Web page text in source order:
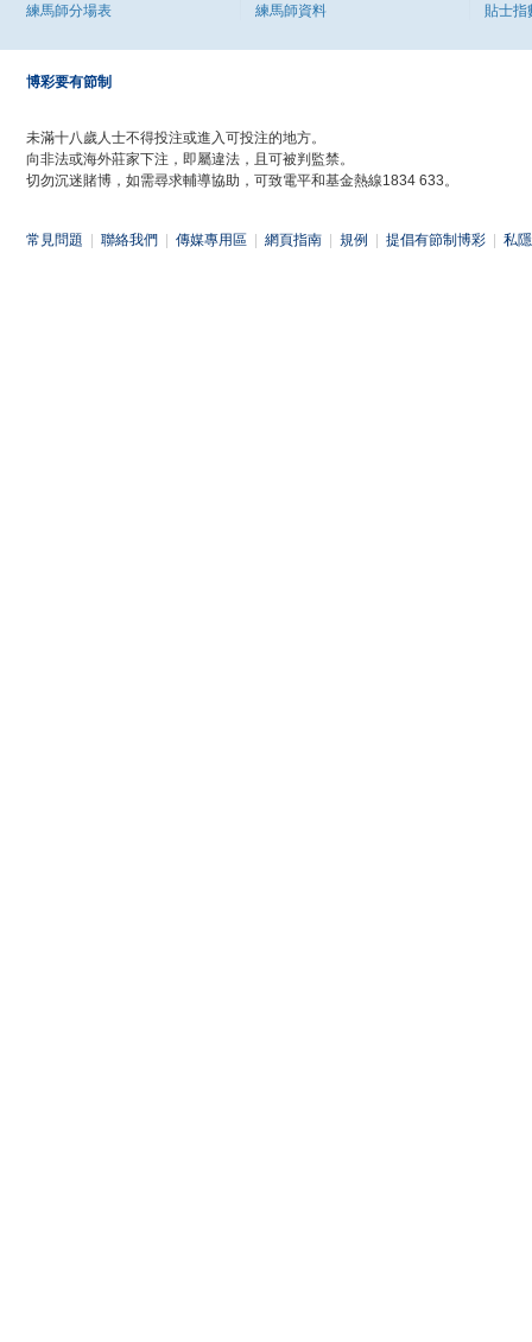
練馬師分場表
練馬師資料
貼士指
博彩要有節制
未滿十八歲人士不得投注或進入可投注的地方。
向非法或海外莊家下注，即屬違法，且可被判監禁。
切勿沉迷賭博，如需尋求輔導協助，可致電平和基金熱線1834 633。
常見問題 聯絡我們 傳媒專用區 網頁指南 規例 提倡有節制博彩 私